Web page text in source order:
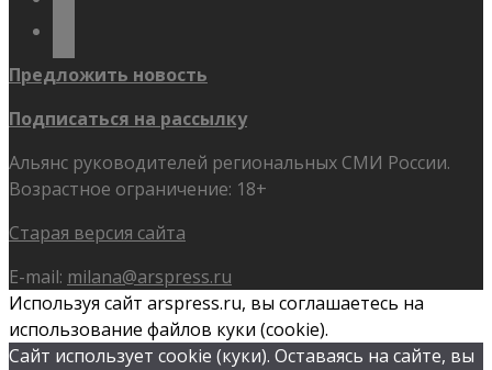
Предложить новость
Подписаться на рассылку
Альянс руководителей региональных СМИ России.
Возрастное ограничение: 18+
Старая версия сайта
E-mail: milana@arspress.ru
Используя сайт arspress.ru, вы соглашаетесь на
использование файлов куки (cookie).
Сайт использует cookie (куки). Оставаясь на сайте, вы